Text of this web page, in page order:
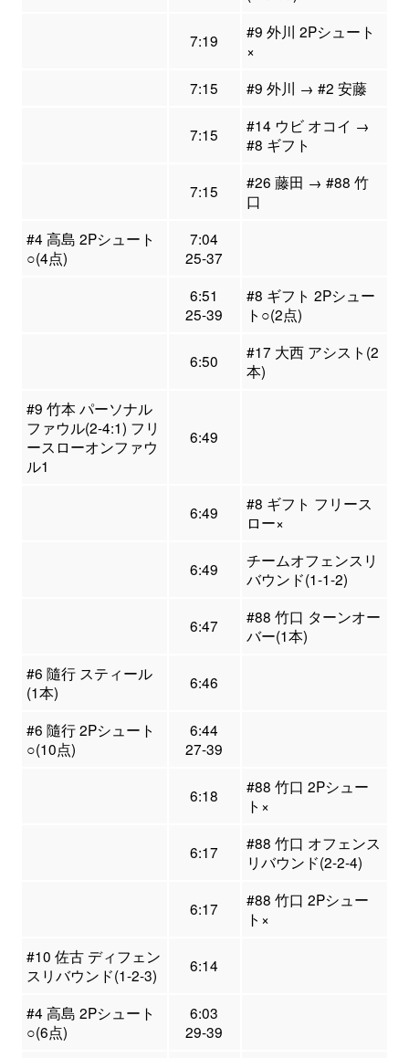
7:19
#9 外川 2Pシュート
×
7:15
#9 外川 → #2 安藤
7:15
#14 ウビ オコイ →
#8 ギフト
7:15
#26 藤田 → #88 竹
口
#4 高島 2Pシュート
○(4点)
7:04
25-37
6:51
25-39
#8 ギフト 2Pシュー
ト○(2点)
6:50
#17 大西 アシスト(2
本)
#9 竹本 パーソナル
ファウル(2-4:1) フリ
ースローオンファウ
ル1
6:49
6:49
#8 ギフト フリース
ロー×
6:49
チームオフェンスリ
バウンド(1-1-2)
6:47
#88 竹口 ターンオー
バー(1本)
#6 隨行 スティール
(1本)
6:46
#6 隨行 2Pシュート
○(10点)
6:44
27-39
6:18
#88 竹口 2Pシュー
ト×
6:17
#88 竹口 オフェンス
リバウンド(2-2-4)
6:17
#88 竹口 2Pシュー
ト×
#10 佐古 ディフェン
スリバウンド(1-2-3)
6:14
#4 高島 2Pシュート
○(6点)
6:03
29-39